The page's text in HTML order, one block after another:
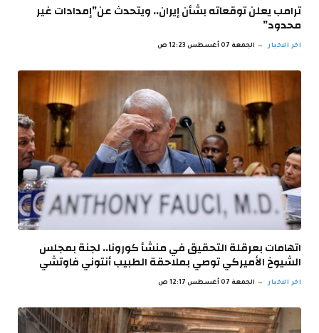
ترامب يعلن توقعاته بشأن إيران.. ويتحدث عن”إمدادات غير
محدود”
اخر الاخبار الجمعة 07 أغسطس 12:23 ص
اتهامات بعرقلة التحقيق في منشأ كورونا.. لجنة بمجلس
الشيوخ الأميركي توصي بملاحقة الطبيب أنتوني فاوتشي
اخر الاخبار الجمعة 07 أغسطس 12:17 ص